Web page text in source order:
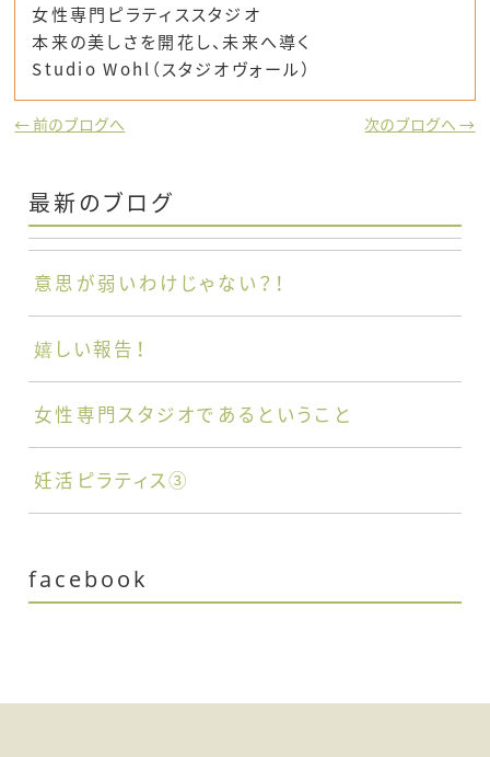
女性専門ピラティススタジオ
本来の美しさを開花し、未来へ導く
Studio Wohl（スタジオヴォール）
← 前のブログへ 次のブログへ →
最新のブログ
意思が弱いわけじゃない？！
嬉しい報告！
女性専門スタジオであるということ
妊活ピラティス③
facebook